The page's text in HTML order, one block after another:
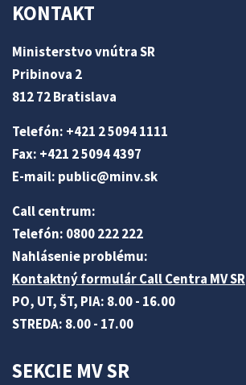
KONTAKT
Ministerstvo vnútra SR
Pribinova 2
812 72 Bratislava
Telefón: +421 2 5094 1111
Fax: +421 2 5094 4397
E-mail: public@minv.sk
Call centrum:
Telefón: 0800 222 222
Nahlásenie problému:
Kontaktný formulár Call Centra MV SR
PO, UT, ŠT, PIA: 8.00 - 16.00
STREDA: 8.00 - 17.00
SEKCIE MV SR